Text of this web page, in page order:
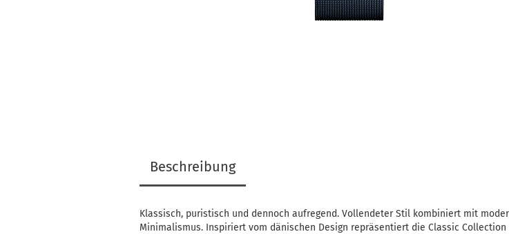
Beschreibung
Klassisch, puristisch und dennoch aufregend. Vollendeter Stil kombiniert mit
Minimalismus. Inspiriert vom dänischen Design repräsentiert die Classic Collection